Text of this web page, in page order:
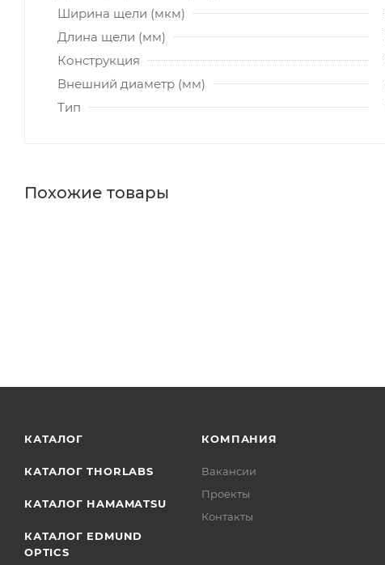
Ширина щели (мкм)
Длина щели (мм)
Конструкция
Внешний диаметр (мм)
Тип
Похожие товары
КАТАЛОГ
КАТАЛОГ THORLABS
КАТАЛОГ HAMAMATSU
КАТАЛОГ EDMUND
OPTICS
КОМПАНИЯ
Вакансии
Проекты
Контакты